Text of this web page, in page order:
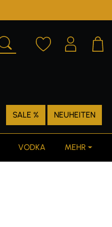
SALE % NEUHEITEN
VODKA MEHR